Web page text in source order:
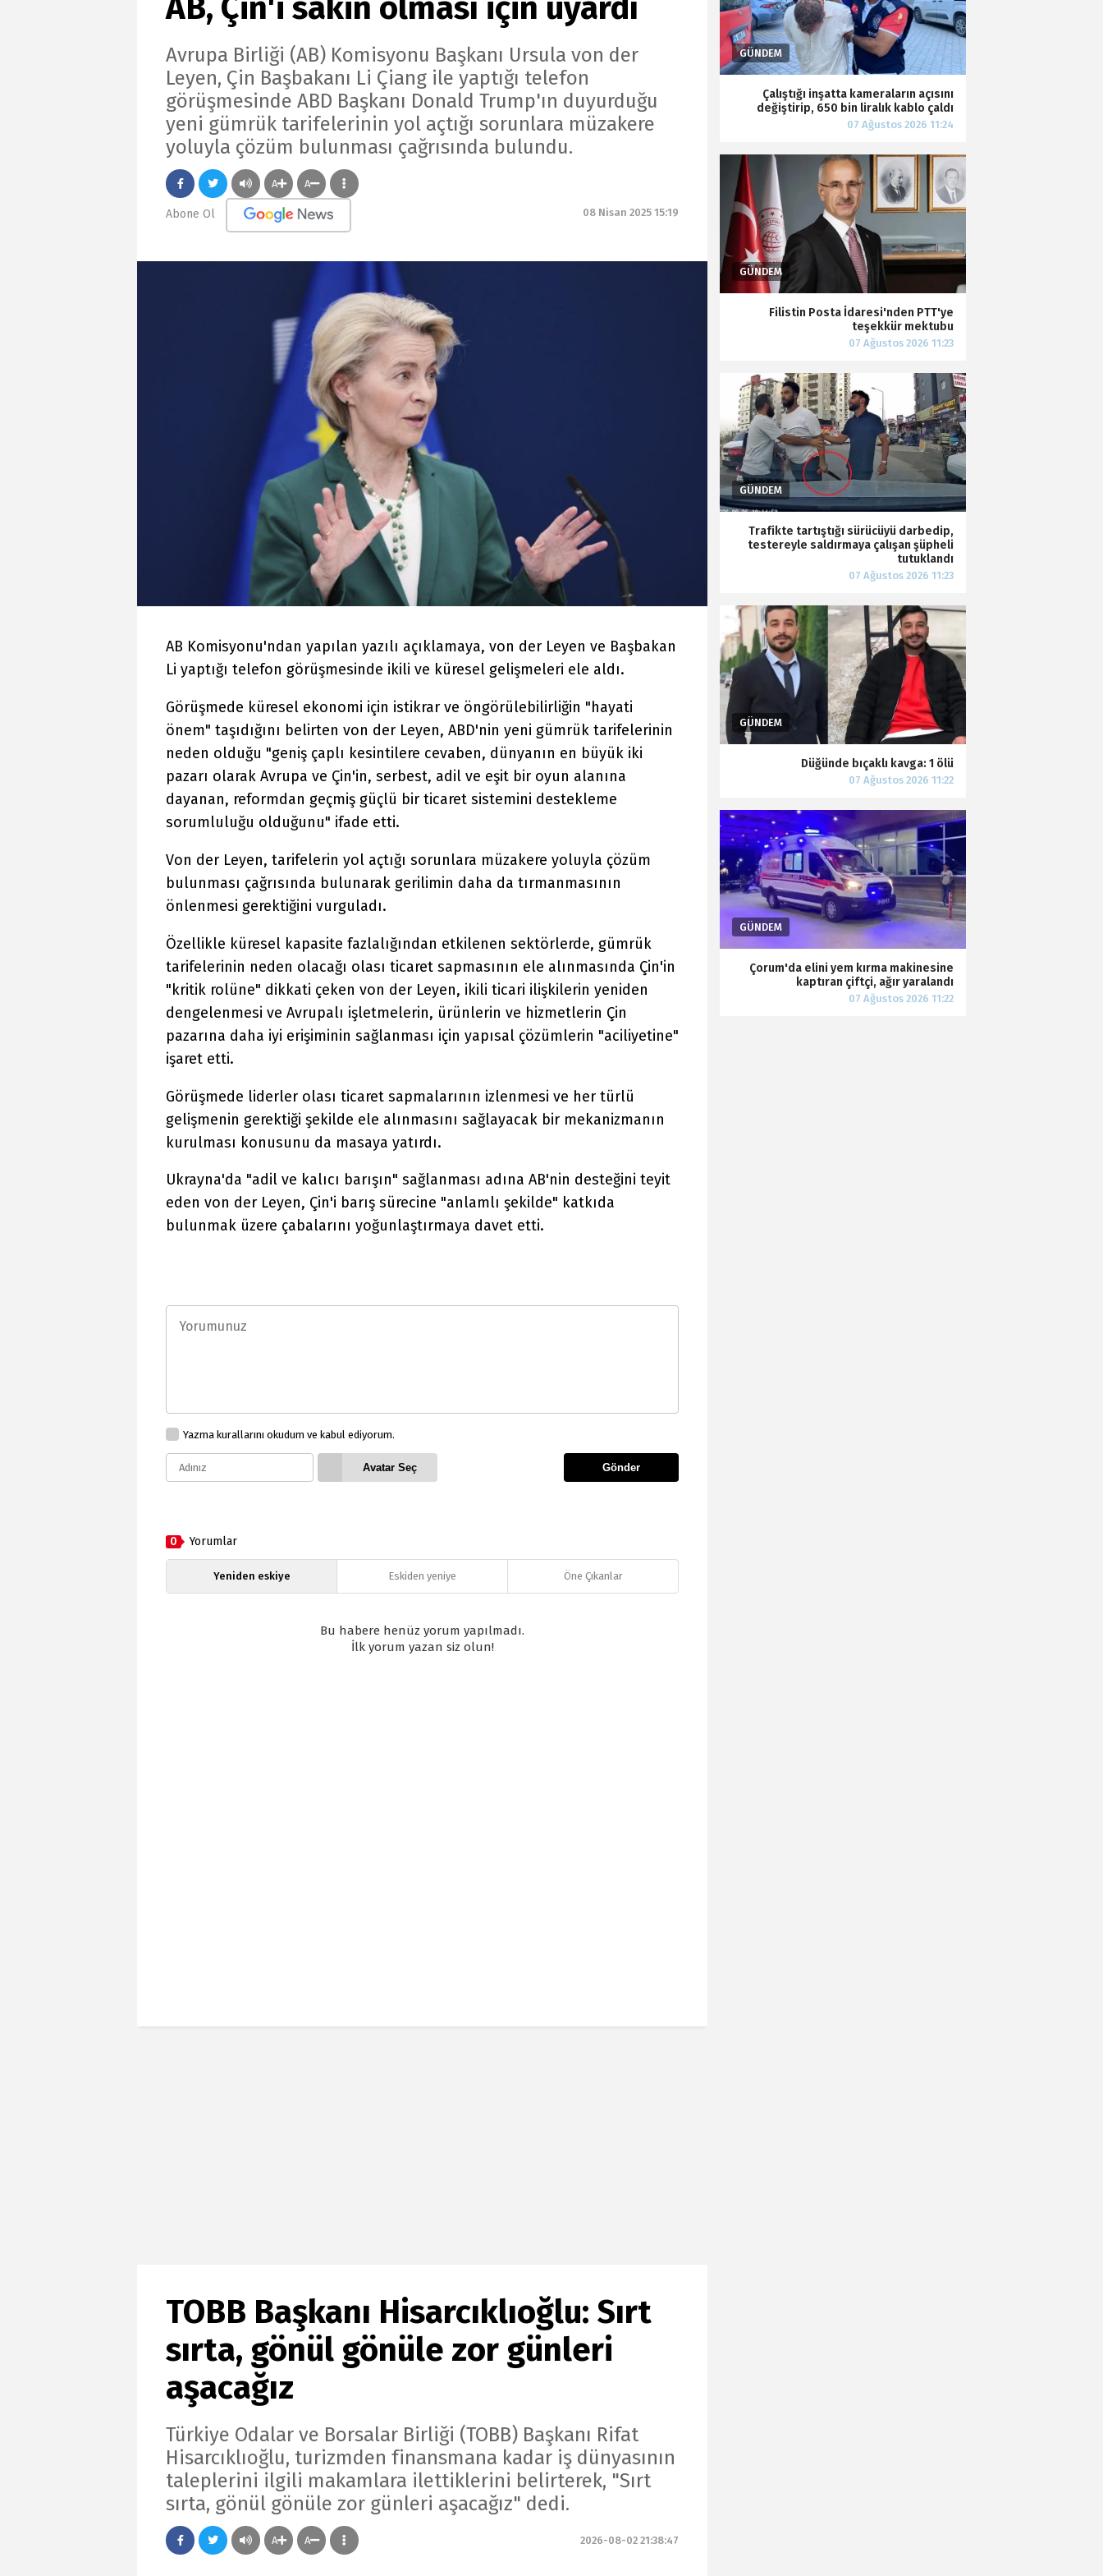
AB, Çin'i sakin olması için uyardı
Avrupa Birliği (AB) Komisyonu Başkanı Ursula von der
Leyen, Çin Başbakanı Li Çiang ile yaptığı telefon
görüşmesinde ABD Başkanı Donald Trump'ın duyurduğu
yeni gümrük tarifelerinin yol açtığı sorunlara müzakere
yoluyla çözüm bulunması çağrısında bulundu.
A A
Abone Ol 08 Nisan 2025 15:19
AB Komisyonu'ndan yapılan yazılı açıklamaya, von der Leyen ve Başbakan
Li yaptığı telefon görüşmesinde ikili ve küresel gelişmeleri ele aldı.
Görüşmede küresel ekonomi için istikrar ve öngörülebilirliğin "hayati
önem" taşıdığını belirten von der Leyen, ABD'nin yeni gümrük tarifelerinin
neden olduğu "geniş çaplı kesintilere cevaben, dünyanın en büyük iki
pazarı olarak Avrupa ve Çin'in, serbest, adil ve eşit bir oyun alanına
dayanan, reformdan geçmiş güçlü bir ticaret sistemini destekleme
sorumluluğu olduğunu" ifade etti.
Von der Leyen, tarifelerin yol açtığı sorunlara müzakere yoluyla çözüm
bulunması çağrısında bulunarak gerilimin daha da tırmanmasının
önlenmesi gerektiğini vurguladı.
Özellikle küresel kapasite fazlalığından etkilenen sektörlerde, gümrük
tarifelerinin neden olacağı olası ticaret sapmasının ele alınmasında Çin'in
"kritik rolüne" dikkati çeken von der Leyen, ikili ticari ilişkilerin yeniden
dengelenmesi ve Avrupalı işletmelerin, ürünlerin ve hizmetlerin Çin
pazarına daha iyi erişiminin sağlanması için yapısal çözümlerin "aciliyetine"
işaret etti.
Görüşmede liderler olası ticaret sapmalarının izlenmesi ve her türlü
gelişmenin gerektiği şekilde ele alınmasını sağlayacak bir mekanizmanın
kurulması konusunu da masaya yatırdı.
Ukrayna'da "adil ve kalıcı barışın" sağlanması adına AB'nin desteğini teyit
eden von der Leyen, Çin'i barış sürecine "anlamlı şekilde" katkıda
bulunmak üzere çabalarını yoğunlaştırmaya davet etti.
Yazma kurallarını okudum ve kabul ediyorum.
Avatar Seç Gönder
0 Yorumlar
Yeniden eskiye Eskiden yeniye Öne Çıkanlar
Bu habere henüz yorum yapılmadı.
İlk yorum yazan siz olun!
TOBB Başkanı Hisarcıklıoğlu: Sırt
sırta, gönül gönüle zor günleri
aşacağız
Türkiye Odalar ve Borsalar Birliği (TOBB) Başkanı Rifat
Hisarcıklıoğlu, turizmden finansmana kadar iş dünyasının
taleplerini ilgili makamlara ilettiklerini belirterek, "Sırt
sırta, gönül gönüle zor günleri aşacağız" dedi.
A A 2026-08-02 21:38:47
Çalıştığı inşatta kameraların açısını
değiştirip, 650 bin liralık kablo çaldı
Filistin Posta İdaresi'nden PTT'ye
teşekkür mektubu
Trafikte tartıştığı sürücüyü darbedip,
testereyle saldırmaya çalışan şüpheli
tutuklandı
Düğünde bıçaklı kavga: 1 ölü
Çorum'da elini yem kırma makinesine
kaptıran çiftçi, ağır yaralandı